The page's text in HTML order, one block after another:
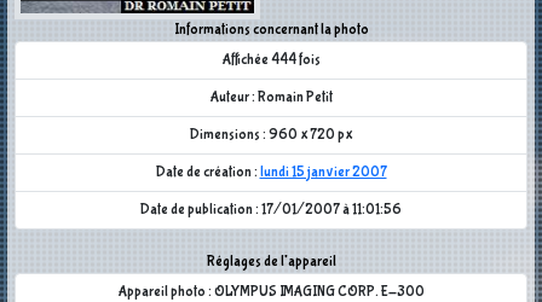
Informations concernant la photo
Affichée 444 fois
Auteur : Romain Petit
Dimensions : 960 x 720 px
Date de création : lundi 15 janvier 2007
Date de publication : 17/01/2007 à 11:01:56
Réglages de l'appareil
Appareil photo : OLYMPUS IMAGING CORP. E-300